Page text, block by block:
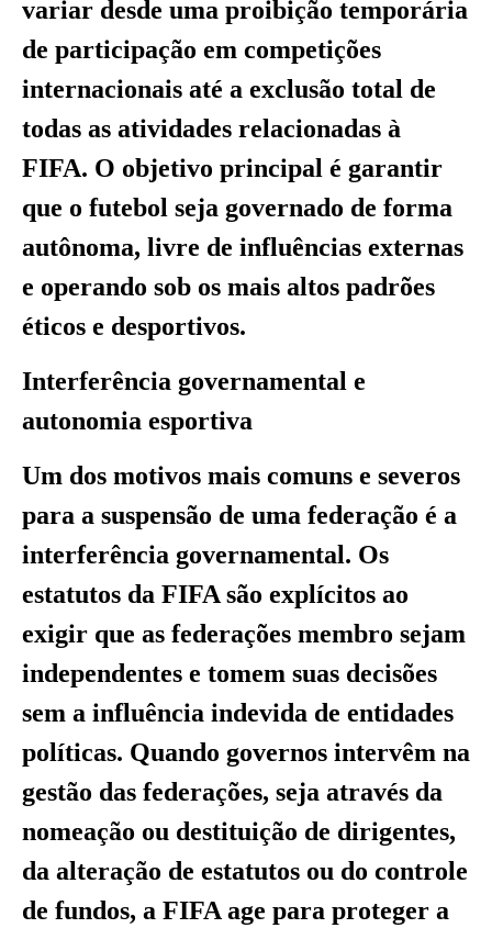
variar desde uma proibição temporária
de participação em competições
internacionais até a exclusão total de
todas as atividades relacionadas à
FIFA. O objetivo principal é garantir
que o futebol seja governado de forma
autônoma, livre de influências externas
e operando sob os mais altos padrões
éticos e desportivos.
Interferência governamental e
autonomia esportiva
Um dos motivos mais comuns e severos
para a suspensão de uma federação é a
interferência governamental. Os
estatutos da FIFA são explícitos ao
exigir que as federações membro sejam
independentes e tomem suas decisões
sem a influência indevida de entidades
políticas. Quando governos intervêm na
gestão das federações, seja através da
nomeação ou destituição de dirigentes,
da alteração de estatutos ou do controle
de fundos, a FIFA age para proteger a